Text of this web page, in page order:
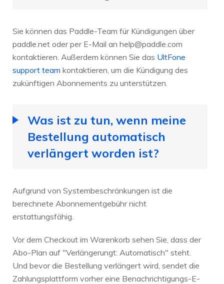
Sie können das Paddle-Team für Kündigungen über
paddle.net oder per E-Mail an help@paddle.com
kontaktieren. Außerdem können Sie das UltFone
support team kontaktieren, um die Kündigung des
zukünftigen Abonnements zu unterstützen.
Was ist zu tun, wenn meine
Bestellung automatisch
verlängert worden ist?
Aufgrund von Systembeschränkungen ist die
berechnete Abonnementgebühr nicht
erstattungsfähig.
Vor dem Checkout im Warenkorb sehen Sie, dass der
Abo-Plan auf "Verlängerungt: Automatisch" steht.
Und bevor die Bestellung verlängert wird, sendet die
Zahlungsplattform vorher eine Benachrichtigungs-E-